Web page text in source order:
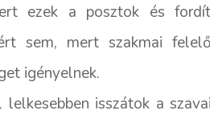
ezek a posztok és
sem, mert szakmai
igényelnek.
isszátok a